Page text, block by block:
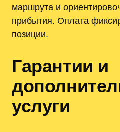
маршрута и
прибытия. Оплата
позиции.
Гарантии и
услуги